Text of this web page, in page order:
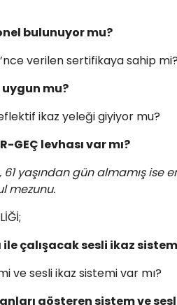
bulunuyor mu?
verilen sertifikaya sahip
mu?
ikaz yeleği giyiyor mu?
GEÇ levhası var mı?
61 yaşından gün almamış ise
mezunu.
çalışacak sesli ikaz
ve sesli ikaz sistemi var mı?
gösteren sistem ve